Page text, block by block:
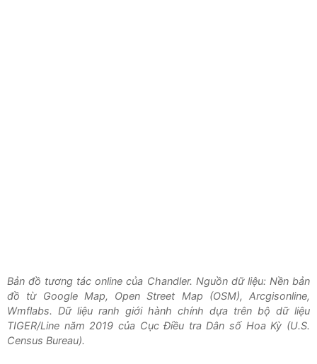
Bản đồ tương tác online của Chandler. Nguồn dữ liệu: Nền bản
đồ từ Google Map, Open Street Map (OSM), Arcgisonline,
Wmflabs. Dữ liệu ranh giới hành chính dựa trên bộ dữ liệu
TIGER/Line năm 2019 của Cục Điều tra Dân số Hoa Kỳ (U.S.
Census Bureau).